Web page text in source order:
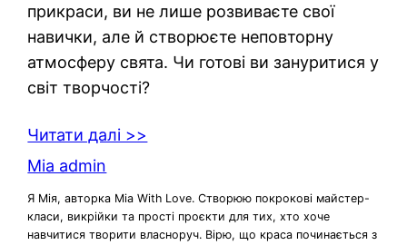
прикраси, ви не лише розвиваєте свої
навички, але й створюєте неповторну
атмосферу свята. Чи готові ви зануритися у
світ творчості?
Читати далі >>
Mia admin
Я Мія, авторка Mia With Love. Створюю покрокові майстер-
класи, викрійки та прості проєкти для тих, хто хоче
навчитися творити власноруч. Вірю, що краса починається з